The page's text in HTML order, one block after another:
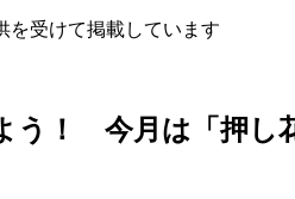
を受けて掲載しています
う！ 今月は「押し